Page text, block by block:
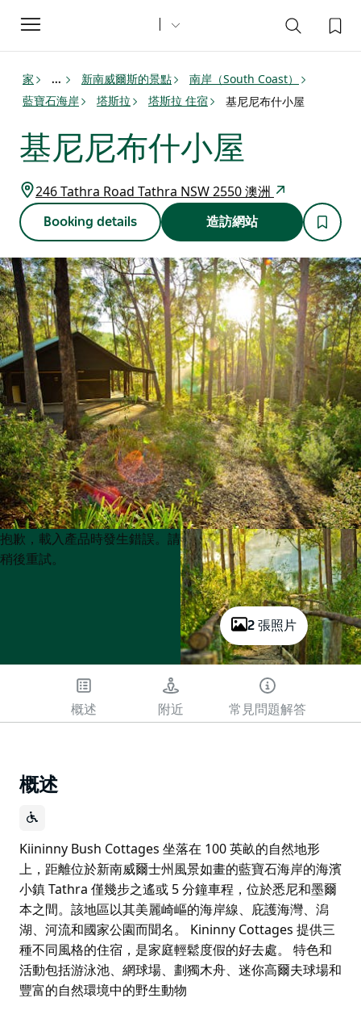
Toggle
navigation
家 ... 新南威爾斯的景點
南岸（South Coast）
藍寶石海岸
塔斯拉 塔斯拉 住宿 基尼尼布什小屋
基尼尼布什小屋
246 Tathra Road Tathra NSW 2550 澳洲
Booking details 造訪網站
2 張照片
Product
List
Product
List
抱歉，載入產品時發生錯誤。請
稍後重試。
概述 附近 常見問題解答
概述
Kiininny Bush Cottages 坐落在 100 英畝的自然地形
上，距離位於新南威爾士州風景如畫的藍寶石海岸的海濱
小鎮 Tathra 僅幾步之遙或 5 分鐘車程，位於悉尼和墨爾
本之間。該地區以其美麗崎嶇的海岸線、庇護海灣、潟
湖、河流和國家公園而聞名。 Kininny Cottages 提供三
種不同風格的住宿，是家庭輕鬆度假的好去處。 特色和
活動包括游泳池、網球場、劃獨木舟、迷你高爾夫球場和
豐富的自然環境中的野生動物